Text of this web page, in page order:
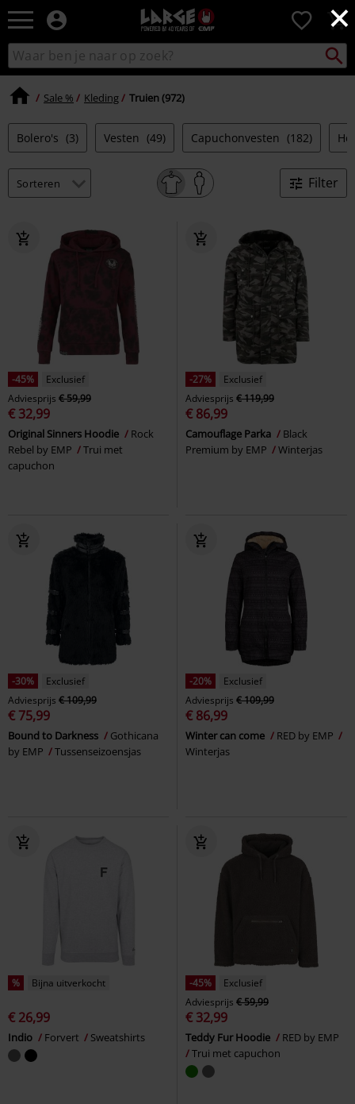
×
Large
–
Muziek-,
en
gaming-
alternatieve
0
Zoek
in
zoeken
Sale % Kleding Truien (972)
Bolero's (3) Vesten (49) Capuchonvesten (182)
Filter
-45%
Exclusief
Adviesprijs € 59,99
€ 32,99
Original Sinners Hoodie
Rock
Rebel by EMP
Trui met
capuchon
-27%
Exclusief
Adviesprijs € 119,99
€ 86,99
Camouflage Parka
Black
Premium by EMP
Winterjas
-30%
Exclusief
Adviesprijs € 109,99
€ 75,99
Bound to Darkness
Gothicana
by EMP
Tussenseizoensjas
-20%
Exclusief
Adviesprijs € 109,99
€ 86,99
Winter can come
RED by EMP
Winterjas
% Bijna uitverkocht
€ 26,99
Indio Forvert Sweatshirts
-45%
Exclusief
Adviesprijs € 59,99
€ 32,99
Teddy Fur Hoodie
RED by EMP
Trui met capuchon